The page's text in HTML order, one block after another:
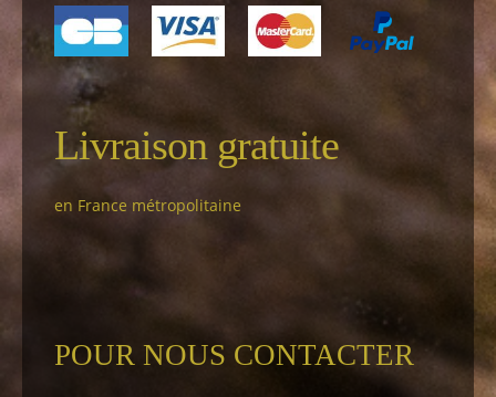
Livraison gratuite
en France métropolitaine
POUR NOUS CONTACTER